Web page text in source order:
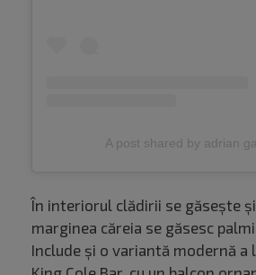
A post shared by adrian
În interiorul clădirii se găsește
marginea căreia se găsesc
Include și o variantă modernă a